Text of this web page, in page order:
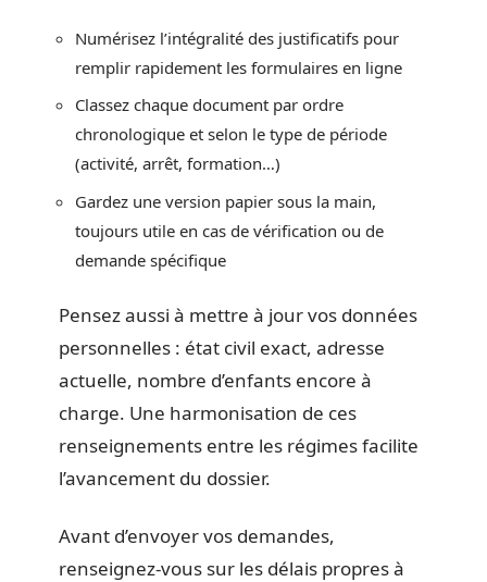
Numérisez l’intégralité des justificatifs pour
remplir rapidement les formulaires en ligne
Classez chaque document par ordre
chronologique et selon le type de période
(activité, arrêt, formation…)
Gardez une version papier sous la main,
toujours utile en cas de vérification ou de
demande spécifique
Pensez aussi à mettre à jour vos données
personnelles : état civil exact, adresse
actuelle, nombre d’enfants encore à
charge. Une harmonisation de ces
renseignements entre les régimes facilite
l’avancement du dossier.
Avant d’envoyer vos demandes,
renseignez-vous sur les délais propres à